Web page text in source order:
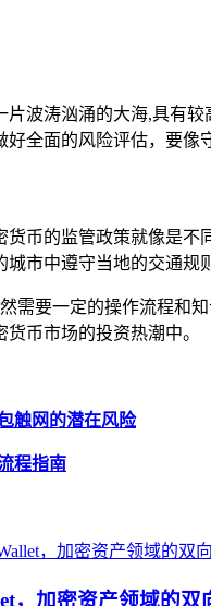
片波涛汹涌的大海,具有
全面的风险评估，要像
货币的监管政策就像是不
市中遵守当地的交通规
需要一定的操作流程和
币市场的投资热潮中。
触网的潜在风险
程指南
，加密资产领域的双